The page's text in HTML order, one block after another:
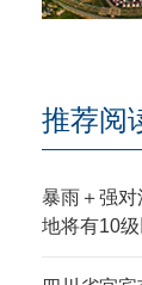
推荐阅
暴雨＋强对
地将有10